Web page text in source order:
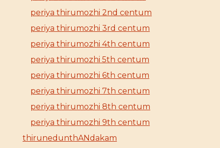
periya thirumozhi 2nd centum
periya thirumozhi 3rd centum
periya thirumozhi 4th centum
periya thirumozhi 5th centum
periya thirumozhi 6th centum
periya thirumozhi 7th centum
periya thirumozhi 8th centum
periya thirumozhi 9th centum
thirunedunthANdakam